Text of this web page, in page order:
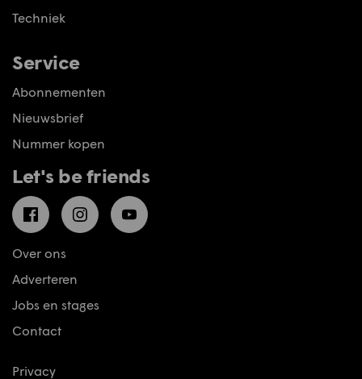
Techniek
Service
Abonnementen
Nieuwsbrief
Nummer kopen
Let's be friends
FacebookInstagramYouTube
Over ons
Adverteren
Jobs en stages
Contact
Privacy